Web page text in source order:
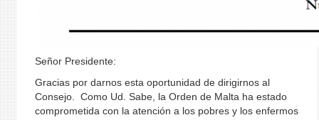
Señor Presidente:
Gracias por darnos esta oportunidad de dirigirnos al
Consejo. Como Ud. Sabe, la Orden de Malta ha estado
comprometida con la atención a los pobres y los enfermos